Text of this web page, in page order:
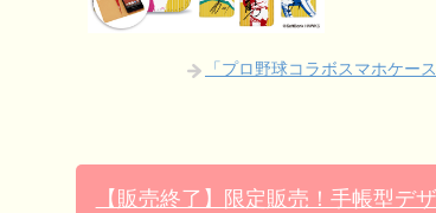
「プロ野球コラボスマホケー
【販売終了】限定販売！手帳型デ